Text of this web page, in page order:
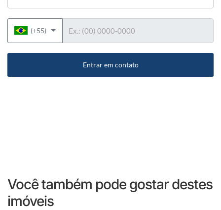
(+55)
Entrar em contato
Você também pode gostar destes
imóveis